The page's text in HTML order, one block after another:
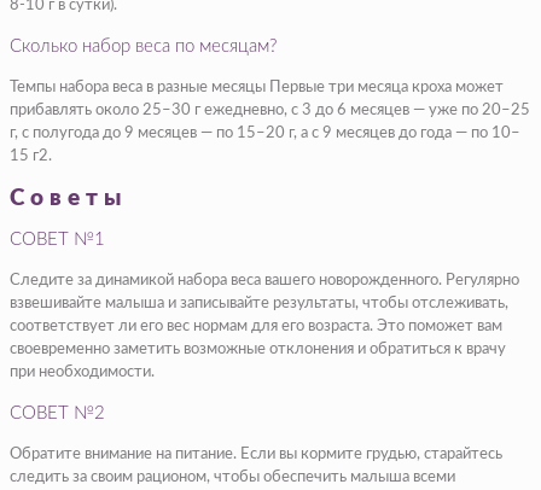
8-10 г в сутки).
Сколько набор веса по месяцам?
Темпы набора веса в разные месяцы Первые три месяца кроха может
прибавлять около 25–30 г ежедневно, с 3 до 6 месяцев — уже по 20–25
г, с полугода до 9 месяцев — по 15–20 г, а с 9 месяцев до года — по 10–
15 г2.
Советы
СОВЕТ №1
Следите за динамикой набора веса вашего новорожденного. Регулярно
взвешивайте малыша и записывайте результаты, чтобы отслеживать,
соответствует ли его вес нормам для его возраста. Это поможет вам
своевременно заметить возможные отклонения и обратиться к врачу
при необходимости.
СОВЕТ №2
Обратите внимание на питание. Если вы кормите грудью, старайтесь
следить за своим рационом, чтобы обеспечить малыша всеми